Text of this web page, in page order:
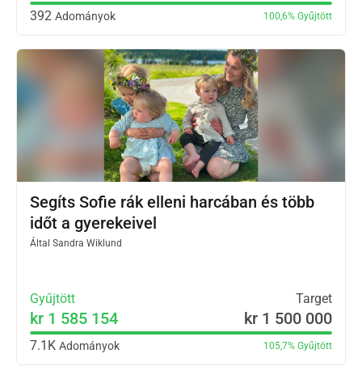
392 Adományok 100,6% Gyűjtött
Segíts Sofie rák elleni harcában és több
időt a gyerekeivel
Által Sandra Wiklund
Gyűjtött Target
kr 1 585 154 kr 1 500 000
7.1K Adományok 105,7% Gyűjtött